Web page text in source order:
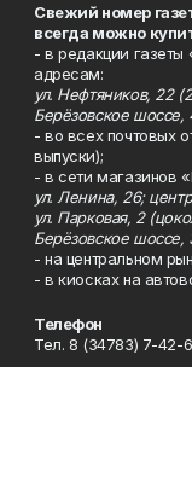
Свежий номер
всегда можно
- в редакции
адресам:
ул. Нефтяников, 22
Берёзовское шоссе,
- во всех почтовых
выпуски);
- в сети магазинов
ул. Ленина, 26;
ул. Парковая, 2
Берёзовское шоссе,
- на центральном
- в киосках на
Телефон
Тел. 8 (34783) 7-42-